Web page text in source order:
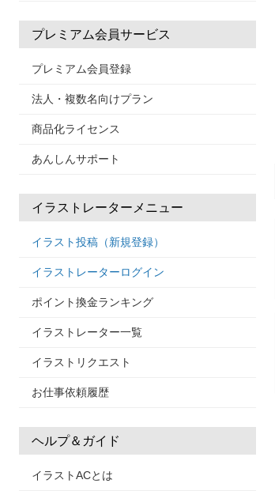
プレミアム会員サービス
プレミアム会員登録
法人・複数名向けプラン
商品化ライセンス
あんしんサポート
イラストレーターメニュー
イラスト投稿（新規登録）
イラストレーターログイン
ポイント換金ランキング
イラストレーター一覧
イラストリクエスト
お仕事依頼履歴
ヘルプ＆ガイド
イラストACとは